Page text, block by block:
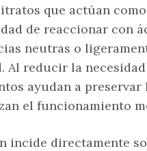
que actúan
de reaccionar con
neutras o
reducir la
ayudan a
el funcionamiento
incide directamente